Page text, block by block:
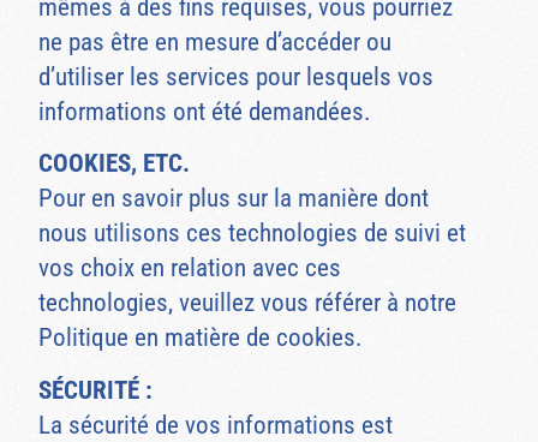
mêmes à des fins requises, vous pourriez
ne pas être en mesure d’accéder ou
d’utiliser les services pour lesquels vos
informations ont été demandées.
COOKIES, ETC.
Pour en savoir plus sur la manière dont
nous utilisons ces technologies de suivi et
vos choix en relation avec ces
technologies, veuillez vous référer à notre
Politique en matière de cookies.
SÉCURITÉ :
La sécurité de vos informations est